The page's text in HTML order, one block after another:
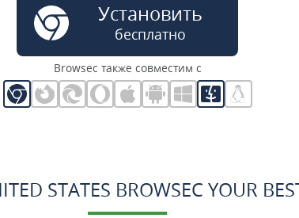
Установить
бесплатно
Browsec также совместим с
STATES BROWSEC YOUR